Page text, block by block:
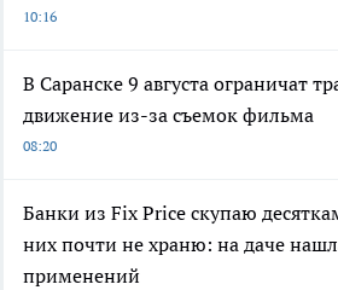
10:16
В Саранске 9 августа ограничат
движение из-за съемок фильма
08:20
Банки из Fix Price скупаю
них почти не храню: на даче
применений